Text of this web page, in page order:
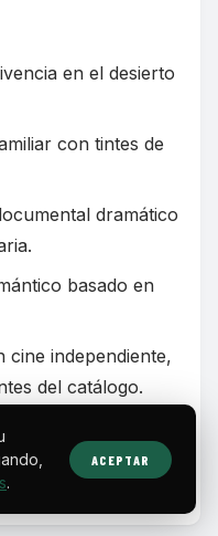
en el desierto
con tintes de
dramático
basado en
cine independiente,
del catálogo.
.
ACEPTAR